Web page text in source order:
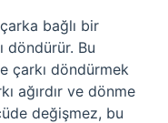
bağlı bir
döndürür. Bu
çarkı döndürmek
ağırdır ve dönme
değişmez, bu